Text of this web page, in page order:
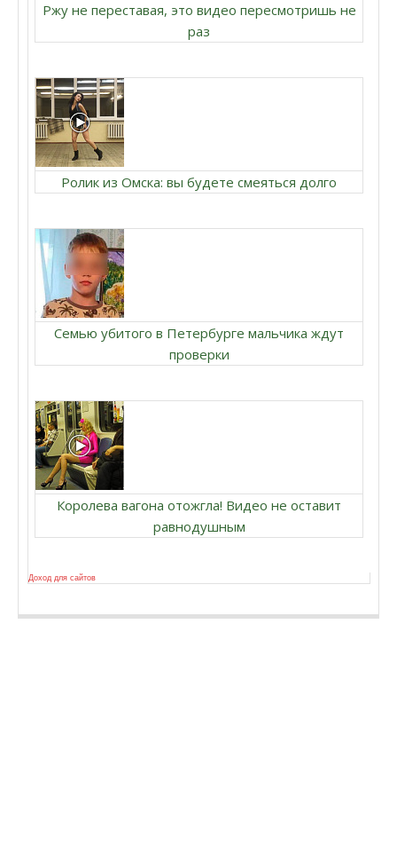
Ржу не переставая, это видео пересмотришь не
раз
Ролик из Омска: вы будете смеяться долго
Семью убитого в Петербурге мальчика ждут
проверки
Королева вагона отожгла! Видео не оставит
равнодушным
Доход для сайтов